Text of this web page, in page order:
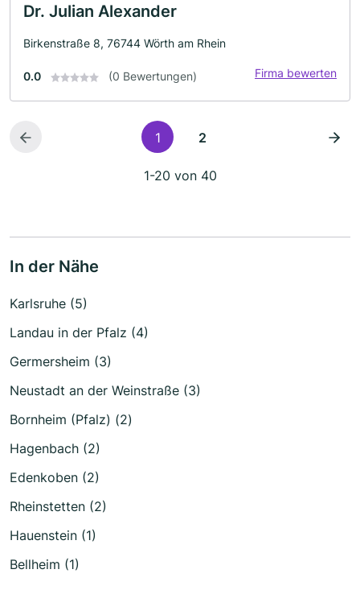
Dr. Julian Alexander
Birkenstraße 8, 76744 Wörth am Rhein
0.0 (0 Bewertungen) Firma bewerten
1 2
1-20 von 40
In der Nähe
Karlsruhe (5)
Landau in der Pfalz (4)
Germersheim (3)
Neustadt an der Weinstraße (3)
Bornheim (Pfalz) (2)
Hagenbach (2)
Edenkoben (2)
Rheinstetten (2)
Hauenstein (1)
Bellheim (1)